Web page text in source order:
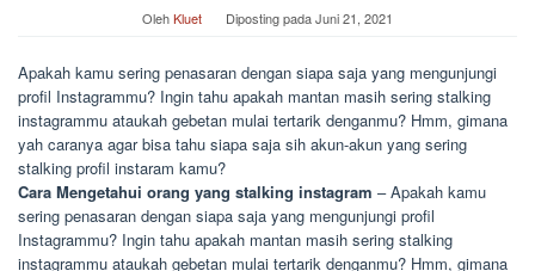
OlehKluet Diposting padaJuni 21, 2021
Apakah kamu sering penasaran dengan siapa saja yang mengunjungi
profil Instagrammu? Ingin tahu apakah mantan masih sering stalking
instagrammu ataukah gebetan mulai tertarik denganmu? Hmm, gimana
yah caranya agar bisa tahu siapa saja sih akun-akun yang sering
stalking profil instaram kamu?
Cara Mengetahui orang yang stalking instagram – Apakah kamu
sering penasaran dengan siapa saja yang mengunjungi profil
Instagrammu? Ingin tahu apakah mantan masih sering stalking
instagrammu ataukah gebetan mulai tertarik denganmu? Hmm, gimana